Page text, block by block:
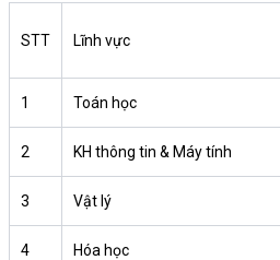
STT Lĩnh vực
1 Toán học
2 KH thông tin & Máy tính
3 Vật lý
4 Hóa học